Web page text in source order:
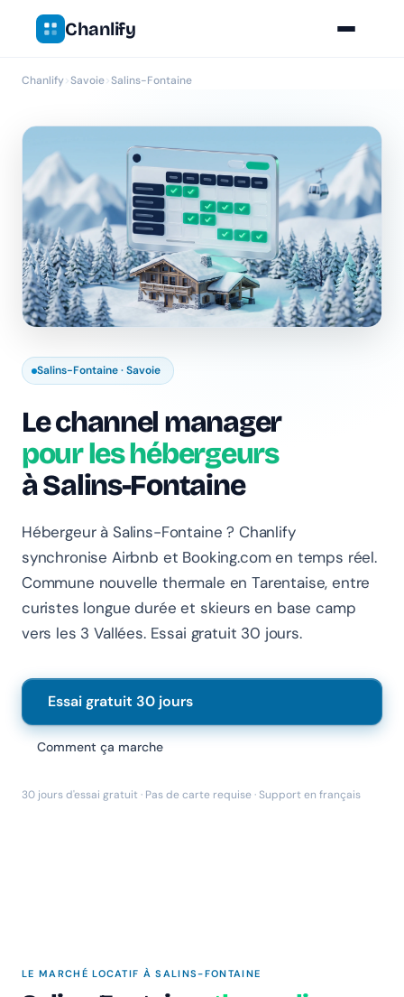
Chanlify
Chanlify>Savoie>Salins-Fontaine
Salins-Fontaine · Savoie
Le channel manager
pour les hébergeurs
à Salins-Fontaine
Hébergeur à Salins-Fontaine ? Chanlify
synchronise Airbnb et Booking.com en temps réel.
Commune nouvelle thermale en Tarentaise, entre
curistes longue durée et skieurs en base camp
vers les 3 Vallées. Essai gratuit 30 jours.
Essai gratuit 30 jours
Comment ça marche
30 jours d'essai gratuit · Pas de carte requise · Support en français
LE MARCHÉ LOCATIF À SALINS-FONTAINE
Chanlify Assistant
En ligne · Online
Bonjour 👋 Je suis l'assistant Chanlify. Comment puis-
Hello! I'm the Chanlify assistant. How can I help?